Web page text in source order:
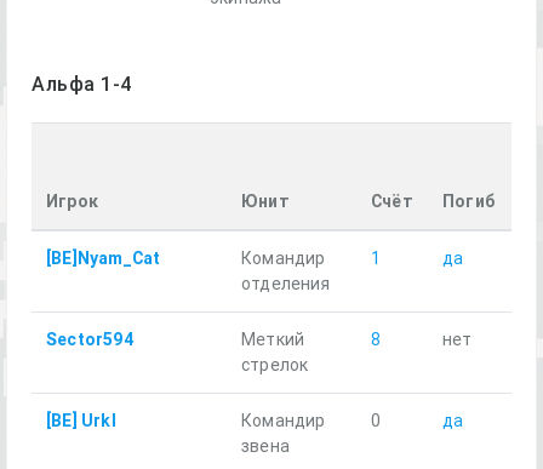
Альфа 1-4
Игрок Юнит Счёт Погиб
[BE]Nyam_Cat
Командир
отделения
1 да
Sector594
Меткий
стрелок
8 нет
[BE] Urkl
Командир
звена
0 да